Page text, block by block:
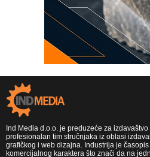
Ind Media d.o.o. je preduzeće za
profesionalan tim stručnjaka iz oblasi
grafičkog i web dizajna. Industrija je
komercijalnog karaktera što znači da na